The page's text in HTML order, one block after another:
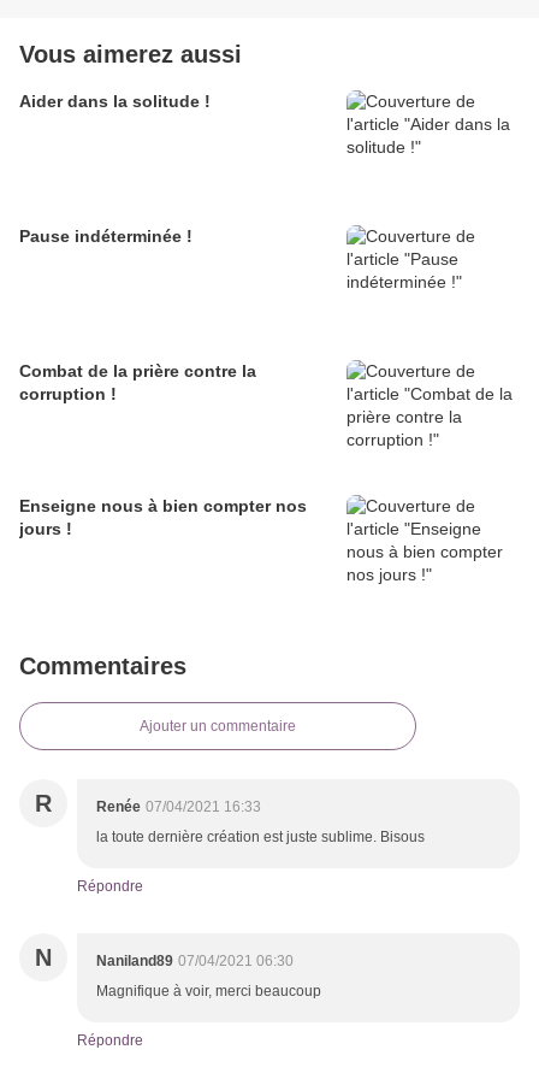
Vous aimerez aussi
Aider dans la solitude !
Pause indéterminée !
Combat de la prière contre la
corruption !
Enseigne nous à bien compter nos
jours !
Commentaires
Ajouter un commentaire
R Renée 07/04/2021 16:33
la toute dernière création est juste sublime. Bisous
Répondre
N Naniland89 07/04/2021 06:30
Magnifique à voir, merci beaucoup
Répondre